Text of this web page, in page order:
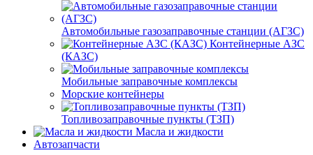
Автомобильные газозаправочные станции (АГЗС)
Контейнерные АЗС
(КАЗС)
Мобильные заправочные комплексы
Морские контейнеры
Топливозаправочные пункты (ТЗП)
Масла и жидкости
Автозапчасти